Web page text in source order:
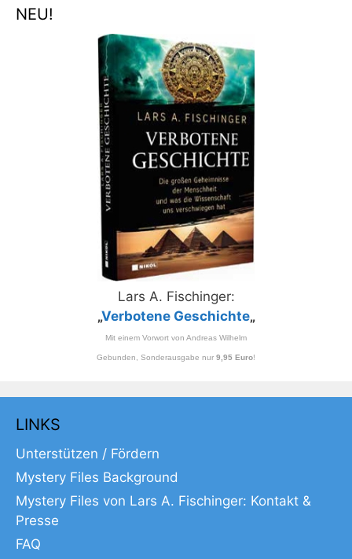
NEU!
Lars A. Fischinger:
„Verbotene Geschichte„
Mit einem Vorwort von Andreas Wilhelm
Gebunden, Sonderausgabe nur 9,95 Euro!
LINKS
Unterstützen / Fördern
Mystery Files Background
Mystery Files von Lars A. Fischinger: Kontakt &
Presse
FAQ